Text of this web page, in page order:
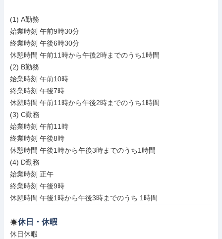
(1) A勤務
始業時刻 午前9時30分
終業時刻 午後6時30分
休憩時間 午前11時から午後2時までのうち1時間
(2) B勤務
始業時刻 午前10時
終業時刻 午後7時
休憩時間 午前11時から午後2時までのうち1時間
(3) C勤務
始業時刻 午前11時
終業時刻 午後8時
休憩時間 午後1時から午後3時までのうち1時間
(4) D勤務
始業時刻 正午
終業時刻 午後9時
休憩時間 午後1時から午後3時までのうち 1時間
休日・休暇
休日休暇